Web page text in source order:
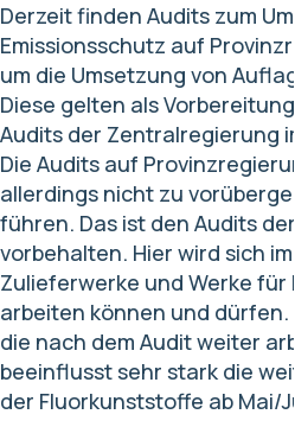
Derzeit finden Audits zum
Emissionsschutz auf
um die Umsetzung von
Diese gelten als
Audits der Zentralregierung
Die Audits auf
allerdings nicht zu
führen. Das ist den Audits
vorbehalten. Hier wird sich im
Zulieferwerke und Werke für
arbeiten können und dürfen.
die nach dem Audit weiter
beeinflusst sehr stark die
der Fluorkunststoffe ab Mai/